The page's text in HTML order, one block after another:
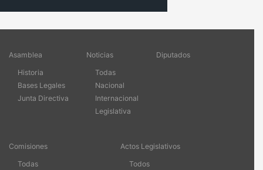
Asamblea
Historia
Bases Legales
Junta Directiva
Noticias
Todas
Nacional
Internacional
Legislativa
Diputados
Comisiones
Todas
Actos Legislativos
Todos